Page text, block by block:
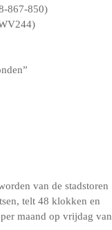
867-850)
van de stadstoren
telt 48 klokken en
maand op vrijdag van